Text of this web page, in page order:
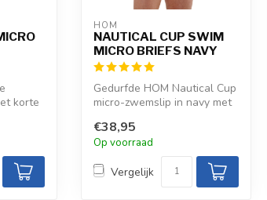
korte
HOM
NAUTICAL CUP SWIM
MICRO BRIEFS NAVY
Gedurfde HOM Nautical Cup
micro-zwemslip in navy met
b...
€38,95
Op voorraad
Vergelijk